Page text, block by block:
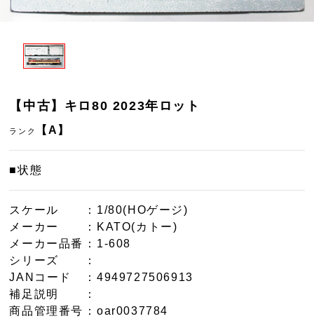
【中古】キロ80 2023年ロット
ランク 【A】
■状態
スケール
：1/80(HOゲージ)
メーカー
：KATO(カトー)
メーカー品番
：1-608
シリーズ
：
JANコード
：4949727506913
補足説明
：
商品管理番号 ：oar0037784